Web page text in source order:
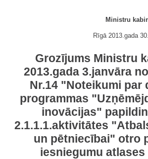
Ministru
Rīgā 2013.gada
Grozījums Ministru
2013.gada 3.janvāra
Nr.14 "Noteikumi par
programmas
inovācijas"
2.1.1.1.aktivitātes
un pētniecībai" otro
iesniegumu